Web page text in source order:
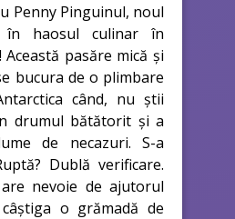
Penny Pinguinul, noul
haosul culinar în
pasăre mică și
bucura de o plimbare
când, nu știi
drumul bătătorit și a
de necazuri. S-a
Dublă verificare.
nevoie de ajutorul
o grămadă de